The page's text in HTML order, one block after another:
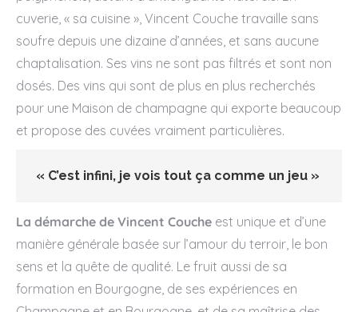
cuverie, « sa cuisine », Vincent Couche travaille sans
soufre depuis une dizaine d’années, et sans aucune
chaptalisation. Ses vins ne sont pas filtrés et sont non
dosés. Des vins qui sont de plus en plus recherchés
pour une Maison de champagne qui exporte beaucoup
et propose des cuvées vraiment particulières.
« C’est infini, je vois tout ça comme un jeu »
La démarche de Vincent Couche est unique et d’une
manière générale basée sur l’amour du terroir, le bon
sens et la quête de qualité. Le fruit aussi de sa
formation en Bourgogne, de ses expériences en